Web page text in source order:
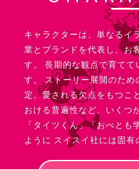
キャラクターは、単なるイ
業とブランドを代表し、お
す。 長期的な観点で育て
す。 ストーリー展開のため
定。愛される欠点をもつこ
おける普遍性など、いくつ
「タイツくん」「おべと
ように スイスイ社には固有